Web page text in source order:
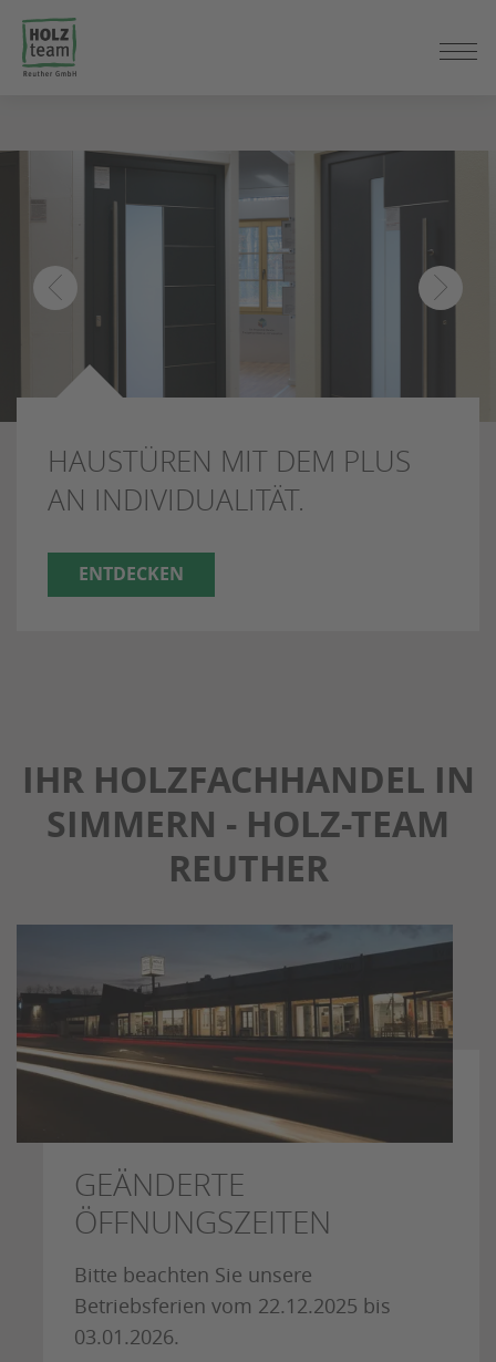
HAUSTÜREN MIT DEM PLUS
AN INDIVIDUALITÄT.
ENTDECKEN
IHR HOLZFACHHANDEL IN
SIMMERN - HOLZ-TEAM
REUTHER
GEÄNDERTE
ÖFFNUNGSZEITEN
Bitte beachten Sie unsere
Betriebsferien vom 22.12.2025 bis
03.01.2026.